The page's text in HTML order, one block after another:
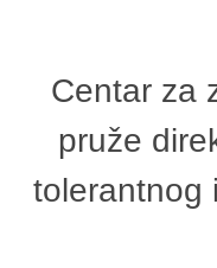
Centar za
pruže
tolerantnog